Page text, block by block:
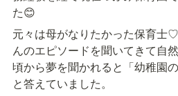
た😊
元々は母がなりたかった保育士
んのエピソードを聞いてきて自
頃から夢を聞かれると「幼稚園
と答えていました。